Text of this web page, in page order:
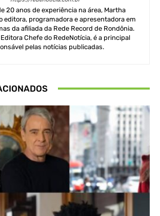
20 anos de experiência na área, Martha
editora, programadora e apresentadora em
da afiliada da Rede Record de Rondônia.
Chefe do RedeNotícia, é a principal
pelas notícias publicadas.